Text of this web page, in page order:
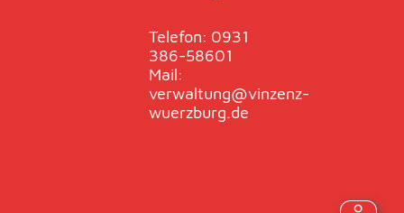
Telefon: 0931
386-58601
Mail:
verwaltung@vinzenz-
wuerzburg.de
-